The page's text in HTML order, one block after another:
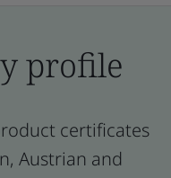
profile
certificates
Austrian and